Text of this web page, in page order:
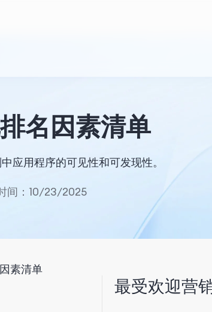
名因素清单
应用程序的可见性和可发现性。
间：10/23/2025
素清单
最受欢迎营